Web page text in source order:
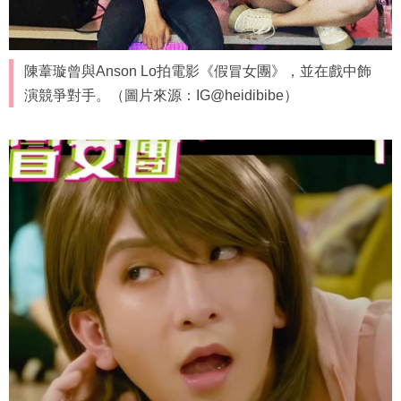
陳葦璇曾與Anson Lo拍電影《假冒女團》，並在戲中飾
演競爭對手。（圖片來源：IG@heidibibe）